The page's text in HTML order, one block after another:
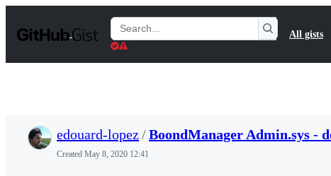
t
Search
Gists
All gists
edouard-lopez/BoondManager Admin.sys -
Created May 8, 2020 12:41